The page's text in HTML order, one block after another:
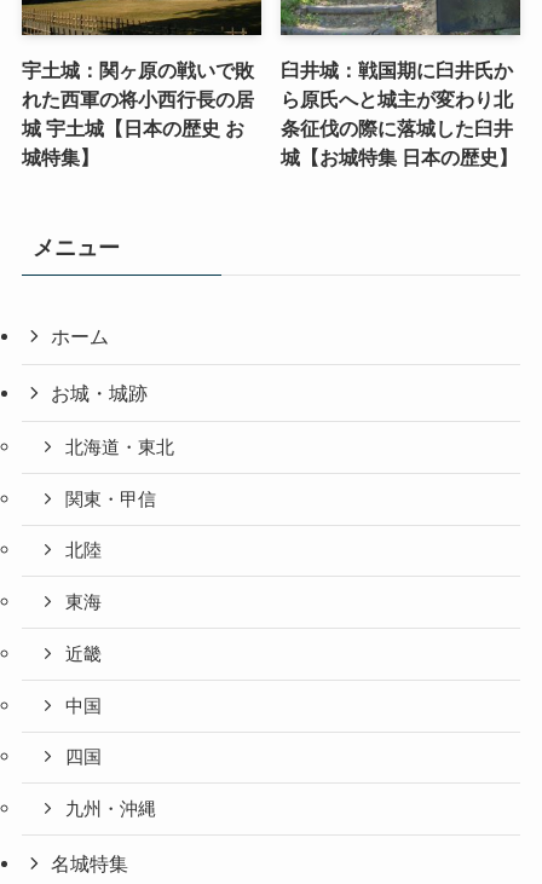
宇土城：関ヶ原の戦いで敗
れた西軍の将小西行長の居
城 宇土城【日本の歴史 お
城特集】
臼井城：戦国期に臼井氏か
ら原氏へと城主が変わり北
条征伐の際に落城した臼井
城【お城特集 日本の歴史】
メニュー
ホーム
お城・城跡
北海道・東北
関東・甲信
北陸
東海
近畿
中国
四国
九州・沖縄
名城特集